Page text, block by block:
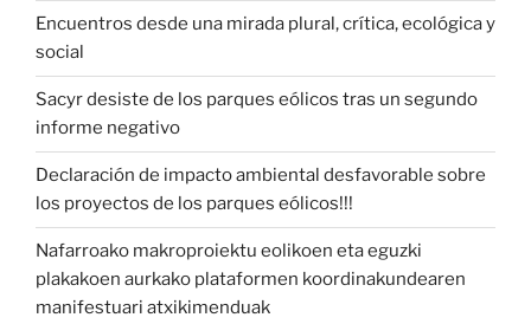
Encuentros desde una mirada plural, crítica, ecológica y
social
Sacyr desiste de los parques eólicos tras un segundo
informe negativo
Declaración de impacto ambiental desfavorable sobre
los proyectos de los parques eólicos!!!
Nafarroako makroproiektu eolikoen eta eguzki
plakakoen aurkako plataformen koordinakundearen
manifestuari atxikimenduak